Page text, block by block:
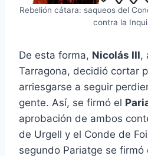
Rebelión cátara: saqueos del
contra la
De esta forma, Nicolás III,
Tarragona, decidió cortar
arriesgarse a seguir
gente. Así, se firmó el
aprobación de ambos
de Urgell y el Conde de
segundo Pariatge se firmó